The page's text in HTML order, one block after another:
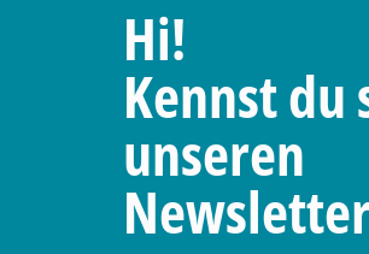
Hi!
Kennst du
unseren